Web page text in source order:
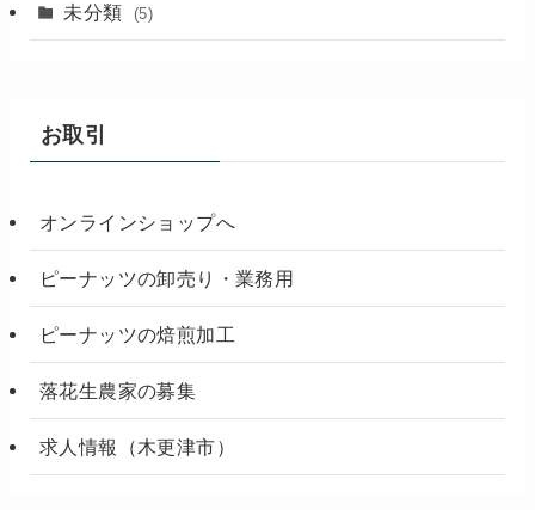
未分類 (5)
お取引
オンラインショップへ
ピーナッツの卸売り・業務用
ピーナッツの焙煎加工
落花生農家の募集
求人情報（木更津市）